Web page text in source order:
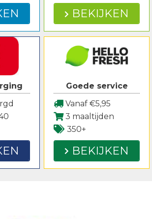
BEKIJKEN
Goede service
Vanaf €5,95
3 maaltijden
350+
BEKIJKEN